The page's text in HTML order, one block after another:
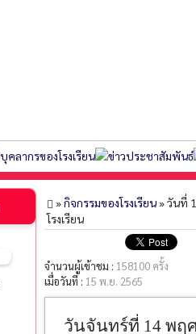
»กิจกรรมของโรงเรียน» วันที่
โรงเรียน
จำนวนผู้เข้าชม : 158100 ครั้ง
เมื่อวันที่ : 15 พ.ย. 2565
วันจันทร์ที่ 14 พฤ